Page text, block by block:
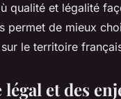
qualité et légalité
permet de mieux
le territoire
et des